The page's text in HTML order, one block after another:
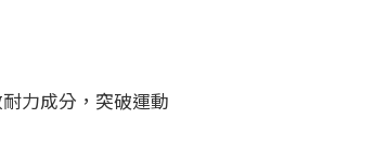
力成分，突破運動